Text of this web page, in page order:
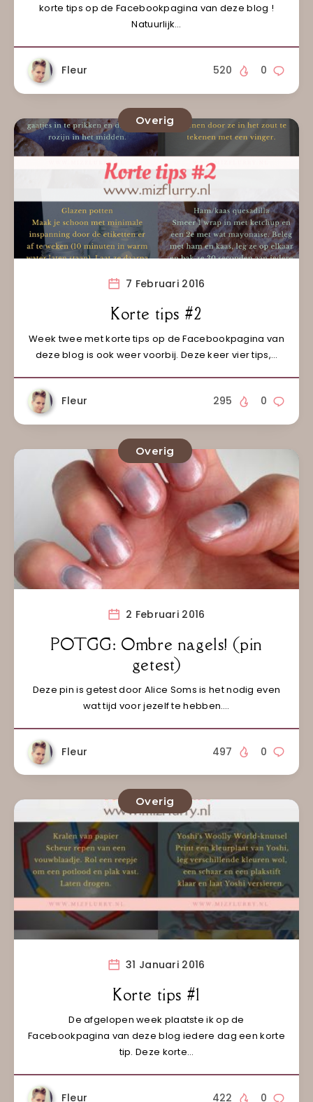
korte tips op de Facebookpagina van deze blog !
Natuurlijk…
Fleur 0
520
Overig
7 Februari 2016
Korte tips #2
Week twee met korte tips op de Facebookpagina van
deze blog is ook weer voorbij. Deze keer vier tips,…
Fleur 0
295
Overig
2 Februari 2016
POTGG: Ombre nagels! (pin
getest)
Deze pin is getest door Alice Soms is het nodig even
wat tijd voor jezelf te hebben….
Fleur 0
497
Overig
31 Januari 2016
Korte tips #1
De afgelopen week plaatste ik op de
Facebookpagina van deze blog iedere dag een korte
tip. Deze korte…
Fleur 0
422